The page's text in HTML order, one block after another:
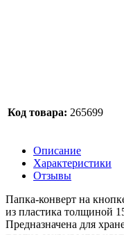
Код товара: 265699
Описание
Характеристики
Отзывы
Папка-конверт на
из пластика толщиной
Предназначена для